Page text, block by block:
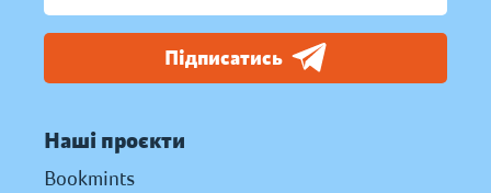
Підписатись
Наші проєкти
Bookmints